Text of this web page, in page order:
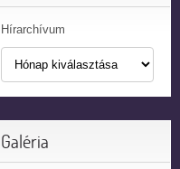
Hírarchívum
Galéria